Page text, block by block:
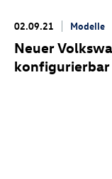
02.09.21 Modelle
Neuer
konfigurierbar